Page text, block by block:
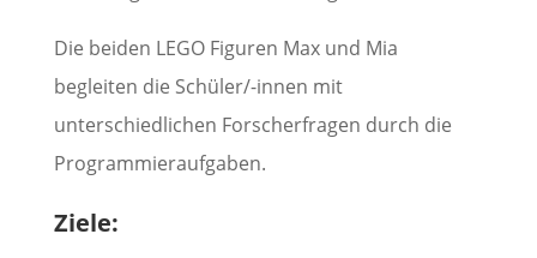
Die beiden LEGO Figuren Max und Mia
begleiten die Schüler/-innen mit
unterschiedlichen Forscherfragen durch die
Programmieraufgaben.
Ziele: